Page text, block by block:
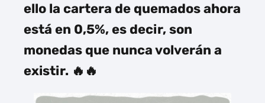
ello la cartera de quemados ahora
está en 0,5%, es decir, son
monedas que nunca volverán a
existir. 🔥🔥